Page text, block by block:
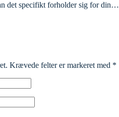
det specifikt forholder sig for din…
Krævede felter er markeret med *